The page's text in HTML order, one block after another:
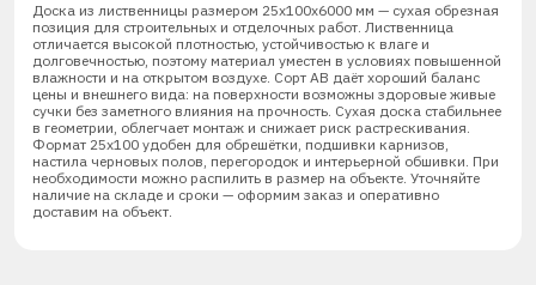
Доска из лиственницы размером 25х100х6000 мм — сухая обрезная
позиция для строительных и отделочных работ. Лиственница
отличается высокой плотностью, устойчивостью к влаге и
долговечностью, поэтому материал уместен в условиях повышенной
влажности и на открытом воздухе. Сорт АВ даёт хороший баланс
цены и внешнего вида: на поверхности возможны здоровые живые
сучки без заметного влияния на прочность. Сухая доска стабильнее
в геометрии, облегчает монтаж и снижает риск растрескивания.
Формат 25х100 удобен для обрешётки, подшивки карнизов,
настила черновых полов, перегородок и интерьерной обшивки. При
необходимости можно распилить в размер на объекте. Уточняйте
наличие на складе и сроки — оформим заказ и оперативно
доставим на объект.